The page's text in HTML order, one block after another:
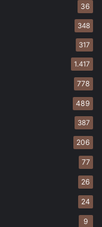
36
348
317
1.417
778
489
387
206
77
26
24
9